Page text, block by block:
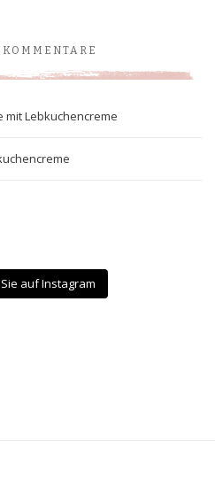
mit Lebkuchencreme
auf Instagram